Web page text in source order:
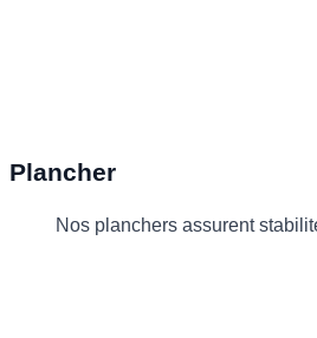
Plancher
Nos planchers assurent